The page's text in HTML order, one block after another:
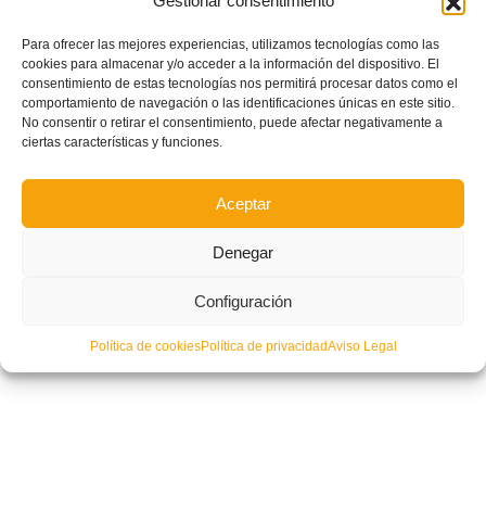
Para ofrecer las mejores experiencias, utilizamos tecnologías como las
cookies para almacenar y/o acceder a la información del dispositivo. El
consentimiento de estas tecnologías nos permitirá procesar datos como el
comportamiento de navegación o las identificaciones únicas en este sitio.
No consentir o retirar el consentimiento, puede afectar negativamente a
ciertas características y funciones.
Aceptar
Denegar
Configuración
Política de cookiesPolítica de privacidadAviso Legal
‘TikiTakaFFCV’: Ocio más allá del fútbol